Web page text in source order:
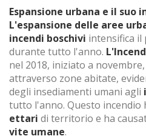
Espansione urbana e il suo
L'espansione delle aree
incendi boschivi intensifica il
durante tutto l'anno.
nel 2018, iniziato a
attraverso zone abitate,
degli insediamenti umani agli
tutto l'anno. Questo
ettari di territorio e ha
vite umane.